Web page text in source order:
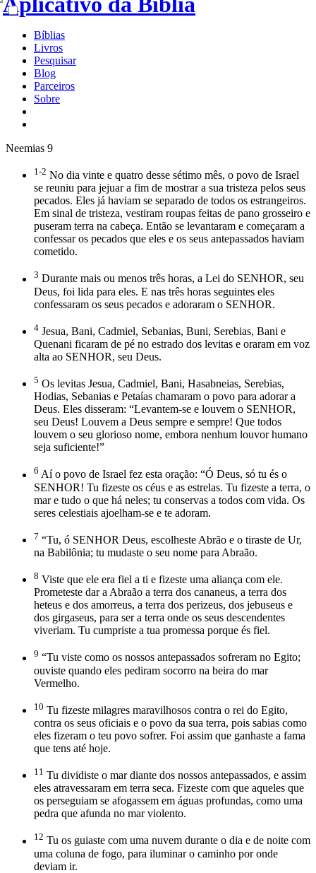
Bíblias
Livros
Pesquisar
Blog
Parceiros
Sobre
Neemias 9
1-2 No dia vinte e quatro desse sétimo mês, o povo de Israel
se reuniu para jejuar a fim de mostrar a sua tristeza pelos seus
pecados. Eles já haviam se separado de todos os estrangeiros.
Em sinal de tristeza, vestiram roupas feitas de pano grosseiro e
puseram terra na cabeça. Então se levantaram e começaram a
confessar os pecados que eles e os seus antepassados haviam
cometido.
3 Durante mais ou menos três horas, a Lei do SENHOR, seu
Deus, foi lida para eles. E nas três horas seguintes eles
confessaram os seus pecados e adoraram o SENHOR.
4 Jesua, Bani, Cadmiel, Sebanias, Buni, Serebias, Bani e
Quenani ficaram de pé no estrado dos levitas e oraram em voz
alta ao SENHOR, seu Deus.
5 Os levitas Jesua, Cadmiel, Bani, Hasabneias, Serebias,
Hodias, Sebanias e Petaías chamaram o povo para adorar a
Deus. Eles disseram: “Levantem-se e louvem o SENHOR,
seu Deus! Louvem a Deus sempre e sempre! Que todos
louvem o seu glorioso nome, embora nenhum louvor humano
seja suficiente!”
6 Aí o povo de Israel fez esta oração: “Ó Deus, só tu és o
SENHOR! Tu fizeste os céus e as estrelas. Tu fizeste a terra, o
mar e tudo o que há neles; tu conservas a todos com vida. Os
seres celestiais ajoelham-se e te adoram.
7 “Tu, ó SENHOR Deus, escolheste Abrão e o tiraste de Ur,
na Babilônia; tu mudaste o seu nome para Abraão.
8 Viste que ele era fiel a ti e fizeste uma aliança com ele.
Prometeste dar a Abraão a terra dos cananeus, a terra dos
heteus e dos amorreus, a terra dos perizeus, dos jebuseus e
dos girgaseus, para ser a terra onde os seus descendentes
viveriam. Tu cumpriste a tua promessa porque és fiel.
9 “Tu viste como os nossos antepassados sofreram no Egito;
ouviste quando eles pediram socorro na beira do mar
Vermelho.
10 Tu fizeste milagres maravilhosos contra o rei do Egito,
contra os seus oficiais e o povo da sua terra, pois sabias como
eles fizeram o teu povo sofrer. Foi assim que ganhaste a fama
que tens até hoje.
11 Tu dividiste o mar diante dos nossos antepassados, e assim
eles atravessaram em terra seca. Fizeste com que aqueles que
os perseguiam se afogassem em águas profundas, como uma
pedra que afunda no mar violento.
12 Tu os guiaste com uma nuvem durante o dia e de noite com
uma coluna de fogo, para iluminar o caminho por onde
deviam ir.